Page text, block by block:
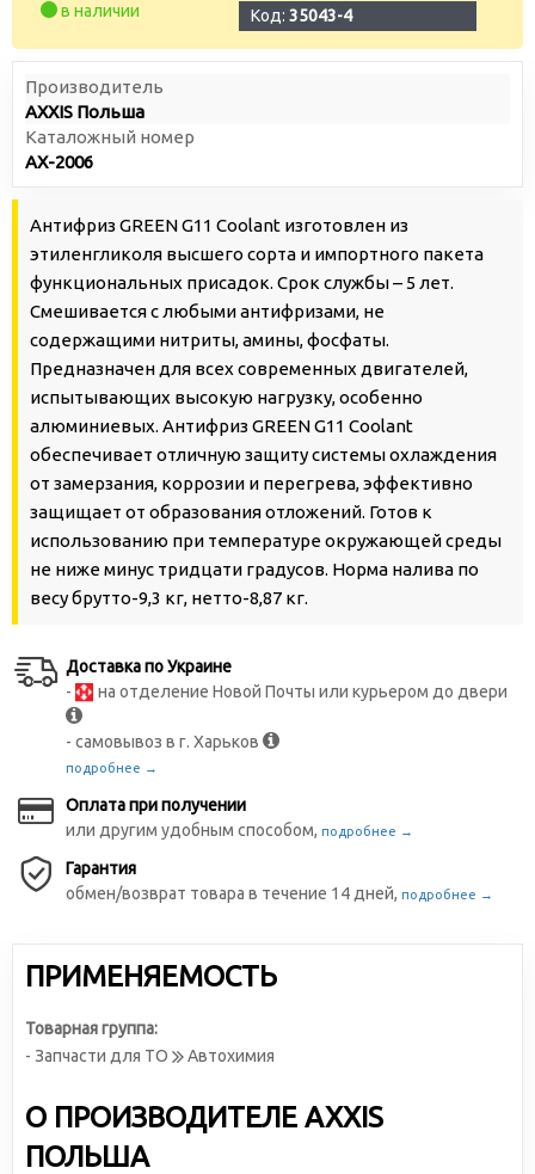
в наличии
Код: 35043-4
Производитель
AXXIS Польша
Каталожный номер
AX-2006
Антифриз GREEN G11 Сoolant изготовлен из
этиленгликоля высшего сорта и импортного пакета
функциональных присадок. Срок службы – 5 лет.
Смешивается с любыми антифризами, не
содержащими нитриты, амины, фосфаты.
Предназначен для всех современных двигателей,
испытывающих высокую нагрузку, особенно
алюминиевых. Антифриз GREEN G11 Сoolant
обеспечивает отличную защиту системы охлаждения
от замерзания, коррозии и перегрева, эффективно
защищает от образования отложений. Готов к
использованию при температуре окружающей среды
не ниже минус тридцати градусов. Норма налива по
весу брутто-9,3 кг, нетто-8,87 кг.
Доставка по Украине
-
на отделение Новой Почты или курьером до двери
- самовывоз в г. Харьков
подробнее →
Оплата при получении
или другим удобным способом, подробнее →
Гарантия
обмен/возврат товара в течение 14 дней, подробнее →
ПРИМЕНЯЕМОСТЬ
Товарная группа:
- Запчасти для ТО
Автохимия
О ПРОИЗВОДИТЕЛЕ AXXIS
ПОЛЬША